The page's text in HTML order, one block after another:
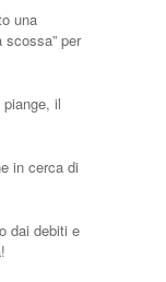
una
scossa” per
il
in cerca di
dai debiti e